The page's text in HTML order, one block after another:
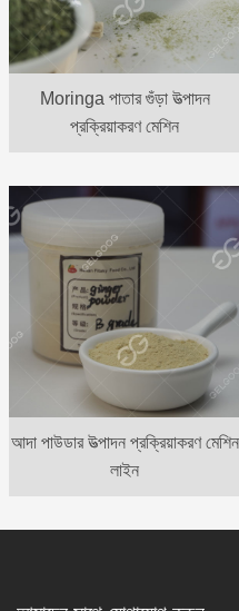
Moringa পাতার গুঁড়া উত্পাদন
প্রক্রিয়াকরণ মেশিন
আদা পাউডার উত্পাদন প্রক্রিয়াকরণ মেশিন
লাইন